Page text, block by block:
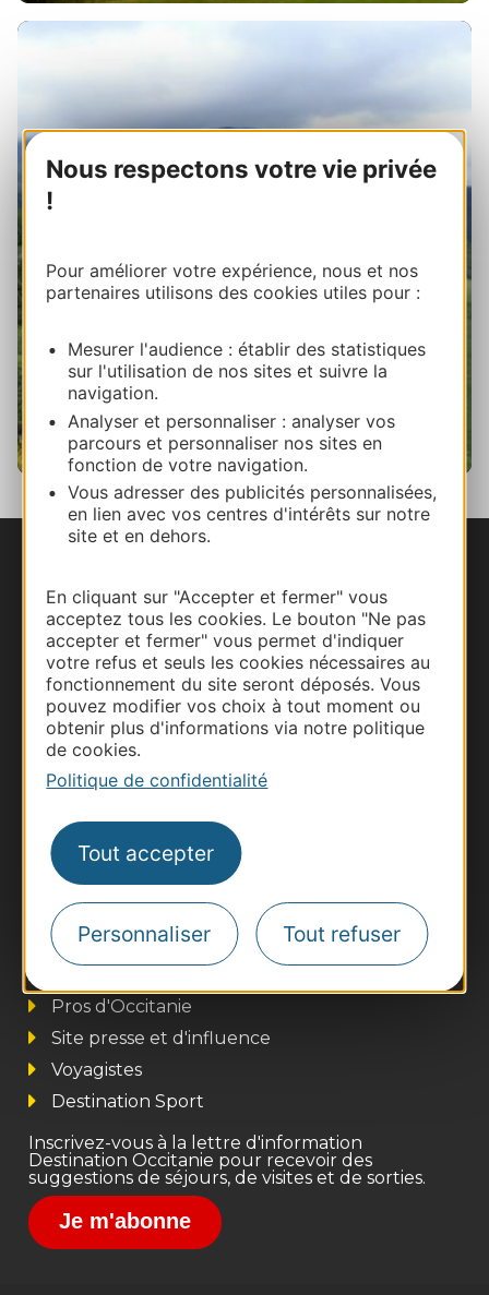
Nous respectons votre vie privée
!
Pour améliorer votre expérience, nous et nos
partenaires utilisons des cookies utiles pour :
Mesurer l'audience : établir des statistiques
sur l'utilisation de nos sites et suivre la
navigation.
Analyser et personnaliser : analyser vos
parcours et personnaliser nos sites en
fonction de votre navigation.
Vous adresser des publicités personnalisées,
en lien avec vos centres d'intérêts sur notre
site et en dehors.
En cliquant sur "Accepter et fermer" vous
acceptez tous les cookies. Le bouton "Ne pas
accepter et fermer" vous permet d'indiquer
votre refus et seuls les cookies nécessaires au
fonctionnement du site seront déposés. Vous
pouvez modifier vos choix à tout moment ou
obtenir plus d'informations via notre politique
de cookies.
Politique de confidentialité
Tout accepter
Personnaliser Tout refuser
Carte interactive
Documentation
Thermalisme
Pros d'Occitanie
Site presse et d'influence
Voyagistes
Destination Sport
Inscrivez-vous à la lettre d'information
Destination Occitanie pour recevoir des
suggestions de séjours, de visites et de sorties.
Je m'abonne